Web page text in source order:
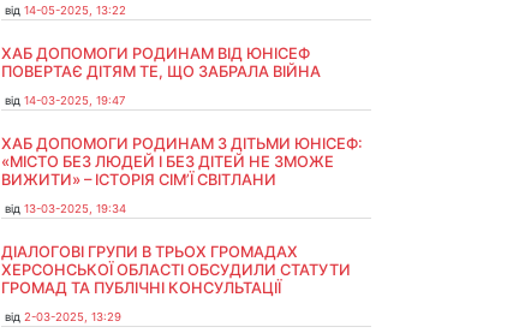
від 14-05-2025, 13:22
ХАБ ДОПОМОГИ РОДИНАМ ВІД ЮНІСЕФ
ПОВЕРТАЄ ДІТЯМ ТЕ, ЩО ЗАБРАЛА ВІЙНА
від 14-03-2025, 19:47
ХАБ ДОПОМОГИ РОДИНАМ З ДІТЬМИ ЮНІСЕФ:
«МІСТО БЕЗ ЛЮДЕЙ І БЕЗ ДІТЕЙ НЕ ЗМОЖЕ
ВИЖИТИ» – ІСТОРІЯ СІМʼЇ СВІТЛАНИ
від 13-03-2025, 19:34
ДІАЛОГОВІ ГРУПИ В ТРЬОХ ГРОМАДАХ
ХЕРСОНСЬКОЇ ОБЛАСТІ ОБСУДИЛИ СТАТУТИ
ГРОМАД ТА ПУБЛІЧНІ КОНСУЛЬТАЦІЇ
від 2-03-2025, 13:29